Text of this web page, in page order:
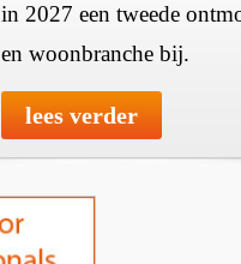
in 2027 een tweede
en woonbranche bij.
lees verder